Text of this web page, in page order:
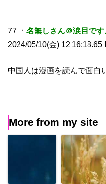
77 ：名無しさん＠涙目で
2024/05/10(金) 12:16:18.65
中国人は漫画を読んで面白
More from my site